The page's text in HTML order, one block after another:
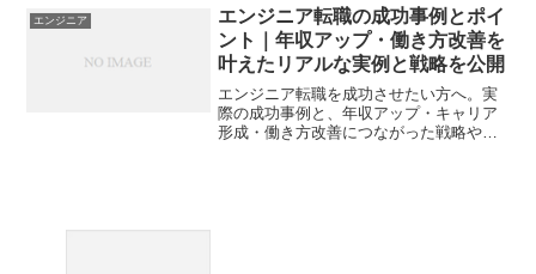
やワークライフバランスを実現するため
のヒントが満載です。
エンジニア
エンジニア転職の成功事例とポイ
ント｜年収アップ・働き方改善を
叶えたリアルな実例と戦略を公開
エンジニア転職を成功させたい方へ。実
際の成功事例と、年収アップ・キャリア
形成・働き方改善につながった戦略やポ